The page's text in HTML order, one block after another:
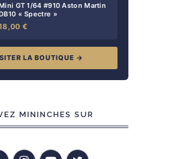
GT 1/64 #910 Aston Martin
« Spectre »
€
LA BOUTIQUE →
MININCHES SUR